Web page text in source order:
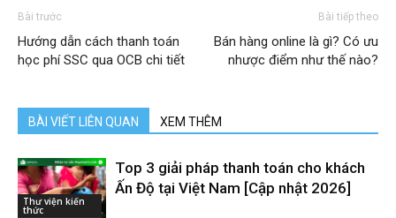
Bài trước
Hướng dẫn cách thanh toán
học phí SSC qua OCB chi tiết
Bài tiếp theo
Bán hàng online là gì? Có ưu
nhược điểm như thế nào?
BÀI VIẾT LIÊN QUAN XEM THÊM
Thư viện kiến
thức
Top 3 giải pháp thanh toán cho khách
Ấn Độ tại Việt Nam [Cập nhật 2026]